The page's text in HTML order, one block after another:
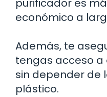
purificador es
económico a
Además, te
tengas acceso a
sin depender de
plástico.